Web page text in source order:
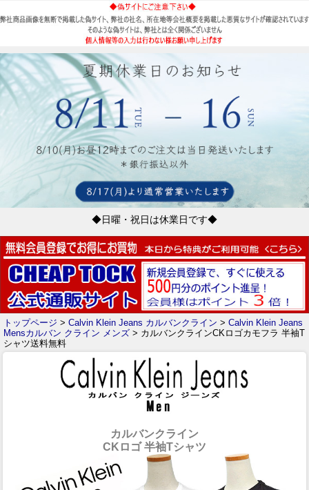
◆日曜・祝日は休業日です◆
トップページ > Calvin Klein Jeans カルバンクライン > Calvin Klein Jeans
Mensカルバン クライン メンズ > カルバンクラインCKロゴカモフラ 半袖T
シャツ送料無料
カルバンクライン
CKロゴ 半袖Tシャツ